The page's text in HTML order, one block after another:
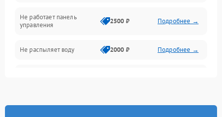
Гигиена
Программное обеспечение
Не работает панель
управления
2500 ₽ Подробнее →
Не распыляет воду 2000 ₽ Подробнее →
Проблемы с набором